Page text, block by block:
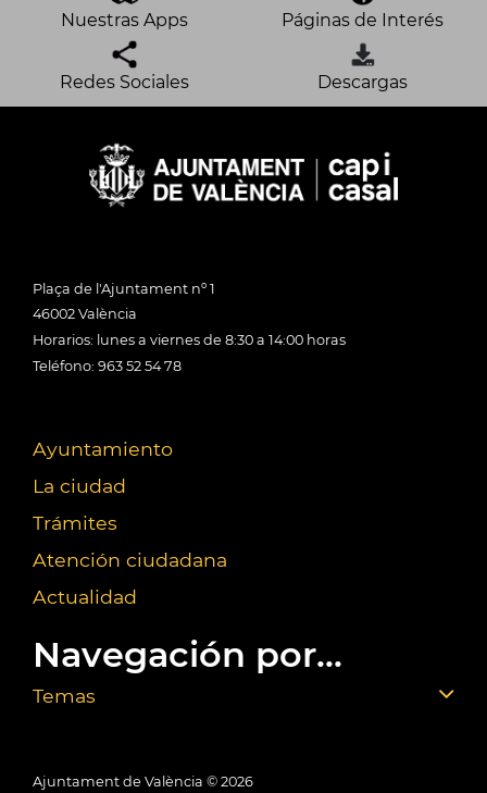
Nuestras Apps Páginas de Interés
Redes Sociales Descargas
Plaça de l'Ajuntament nº 1
46002 València
Horarios: lunes a viernes de 8:30 a 14:00 horas
Teléfono: 963 52 54 78
Ayuntamiento
La ciudad
Trámites
Atención ciudadana
Actualidad
Navegación por...
Temas
Ajuntament de València © 2026